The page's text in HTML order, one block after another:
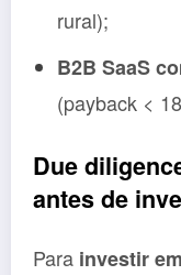
rural);
B2B SaaS
(payback <
Due
antes de
Para investir